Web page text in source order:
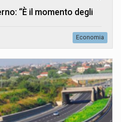
“È il momento degli
Economia